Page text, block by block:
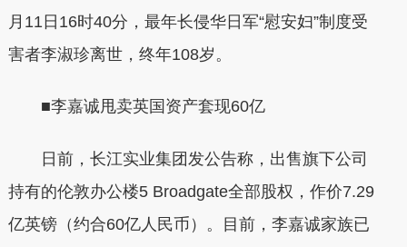
月11日16时40分，最年长侵华日军“慰安妇”制度受
害者李淑珍离世，终年108岁。
■李嘉诚甩卖英国资产套现60亿
日前，长江实业集团发公告称，出售旗下公司
持有的伦敦办公楼5 Broadgate全部股权，作价7.29
亿英镑（约合60亿人民币）。目前，李嘉诚家族已